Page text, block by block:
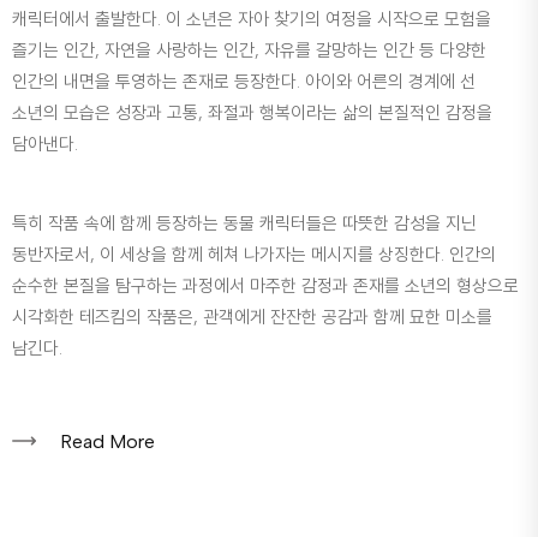
캐릭터에서 출발한다. 이 소년은 자아 찾기의 여정을 시작으로 모험을
즐기는 인간, 자연을 사랑하는 인간, 자유를 갈망하는 인간 등 다양한
인간의 내면을 투영하는 존재로 등장한다. 아이와 어른의 경계에 선
소년의 모습은 성장과 고통, 좌절과 행복이라는 삶의 본질적인 감정을
담아낸다.
특히 작품 속에 함께 등장하는 동물 캐릭터들은 따뜻한 감성을 지닌
동반자로서, 이 세상을 함께 헤쳐 나가자는 메시지를 상징한다. 인간의
순수한 본질을 탐구하는 과정에서 마주한 감정과 존재를 소년의 형상으로
시각화한 테즈킴의 작품은, 관객에게 잔잔한 공감과 함께 묘한 미소를
남긴다.
Read More